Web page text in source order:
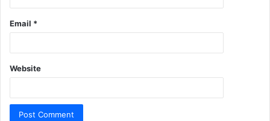
Email *
Website